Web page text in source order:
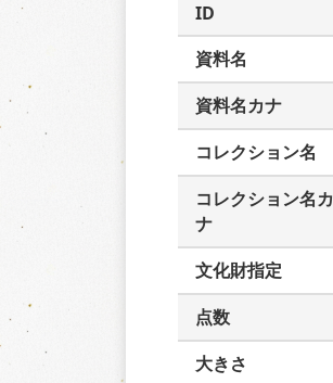
ID
資料名
資料名カナ
コレクション名
コレクション名カ
ナ
文化財指定
点数
大きさ